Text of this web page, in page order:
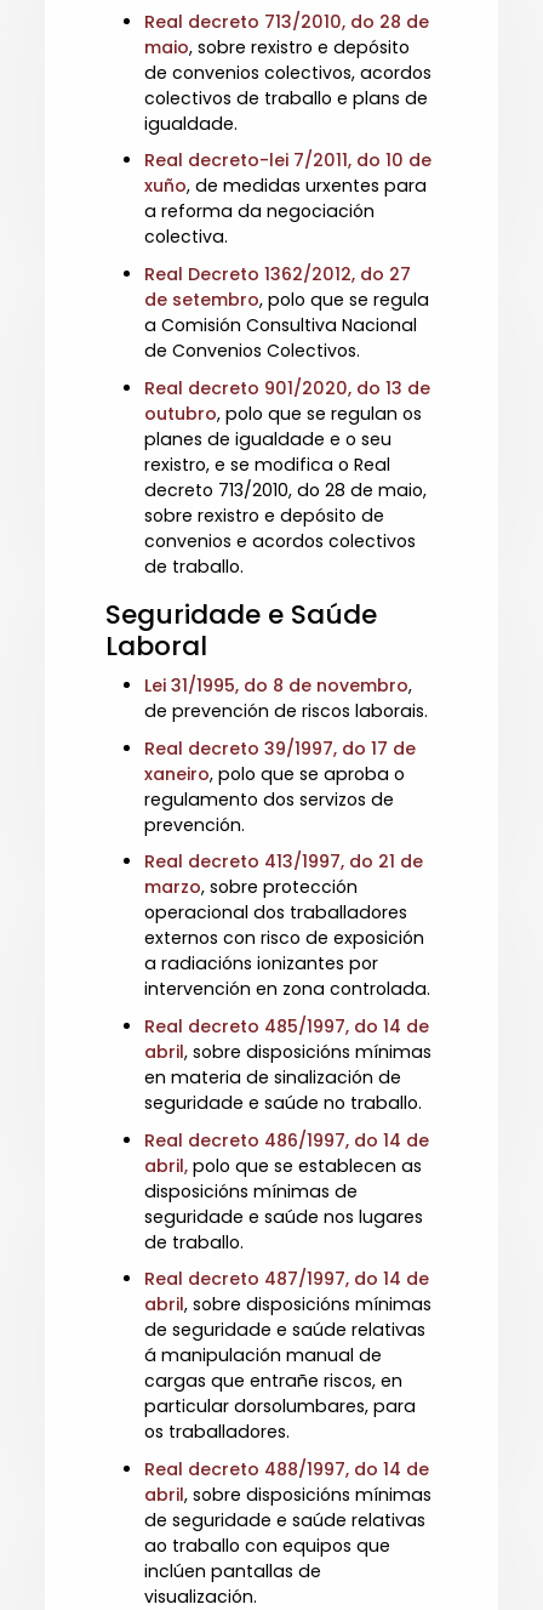
Real decreto 713/2010, do 28 de
maio, sobre rexistro e depósito
de convenios colectivos, acordos
colectivos de traballo e plans de
igualdade.
Real decreto-lei 7/2011, do 10 de
xuño, de medidas urxentes para
a reforma da negociación
colectiva.
Real Decreto 1362/2012, do 27
de setembro, polo que se regula
a Comisión Consultiva Nacional
de Convenios Colectivos.
Real decreto 901/2020, do 13 de
outubro, polo que se regulan os
planes de igualdade e o seu
rexistro, e se modifica o Real
decreto 713/2010, do 28 de maio,
sobre rexistro e depósito de
convenios e acordos colectivos
de traballo.
Seguridade e Saúde
Laboral
Lei 31/1995, do 8 de novembro,
de prevención de riscos laborais.
Real decreto 39/1997, do 17 de
xaneiro, polo que se aproba o
regulamento dos servizos de
prevención.
Real decreto 413/1997, do 21 de
marzo, sobre protección
operacional dos traballadores
externos con risco de exposición
a radiacións ionizantes por
intervención en zona controlada.
Real decreto 485/1997, do 14 de
abril, sobre disposicións mínimas
en materia de sinalización de
seguridade e saúde no traballo.
Real decreto 486/1997, do 14 de
abril, polo que se establecen as
disposicións mínimas de
seguridade e saúde nos lugares
de traballo.
Real decreto 487/1997, do 14 de
abril, sobre disposicións mínimas
de seguridade e saúde relativas
á manipulación manual de
cargas que entrañe riscos, en
particular dorsolumbares, para
os traballadores.
Real decreto 488/1997, do 14 de
abril, sobre disposicións mínimas
de seguridade e saúde relativas
ao traballo con equipos que
inclúen pantallas de
visualización.